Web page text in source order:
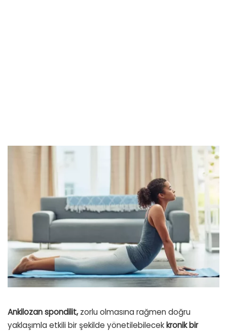
Ankilozan spondilit,zorlu olmasına rağmen doğru
yaklaşımla etkili bir şekilde yönetilebilecek kronik bir